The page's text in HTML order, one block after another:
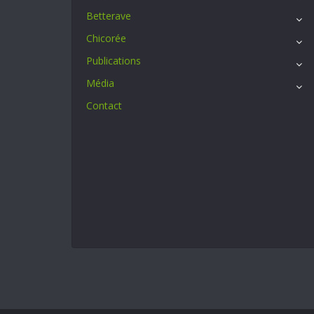
Betterave
Chicorée
Publications
Média
Contact